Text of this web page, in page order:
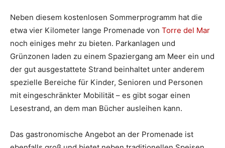
Neben diesem kostenlosen Sommerprogramm hat die
etwa vier Kilometer lange Promenade von Torre del Mar
noch einiges mehr zu bieten. Parkanlagen und
Grünzonen laden zu einem Spaziergang am Meer ein und
der gut ausgestattete Strand beinhaltet unter anderem
spezielle Bereiche für Kinder, Senioren und Personen
mit eingeschränkter Mobilität – es gibt sogar einen
Lesestrand, an dem man Bücher ausleihen kann.
Das gastronomische Angebot an der Promenade ist